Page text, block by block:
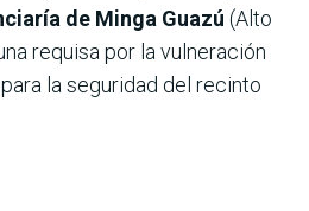
de Minga Guazú (Alto
requisa por la vulneración
la seguridad del recinto